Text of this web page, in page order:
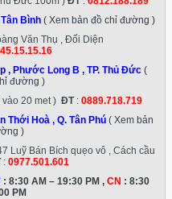
Bình ( Xem bản đồ chỉ đường )
Văn Thụ , Đối Diện
, Phước Long B , TP. Thủ Đức (
đường )
20 met ) ĐT: 0889.718.719
Thới Hoà , Q. Tân Phú ( Xem bản
)
Luỹ Bán Bích quẹo vô , Cách cầu
: 0977.501.601
: 8:30 AM – 19:30 PM , CN : 8:30
PM